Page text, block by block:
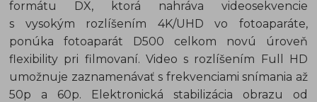
formátu DX, ktorá nahráva videosekvencie
s vysokým rozlíšením 4K/UHD vo fotoaparáte,
ponúka fotoaparát D500 celkom novú úroveň
flexibility pri filmovaní. Video s rozlíšením Full HD
umožnuje zaznamenávať s frekvenciami snímania až
50p a 60p. Elektronická stabilizácia obrazu od